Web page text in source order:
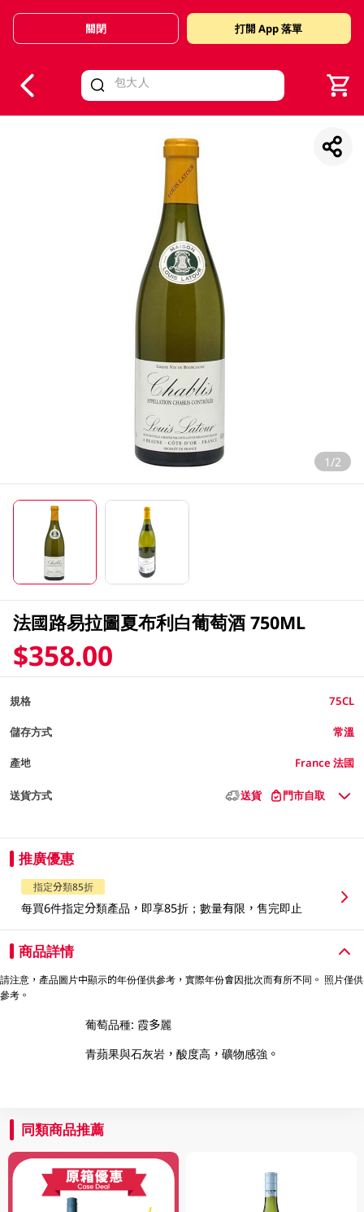
Valid Until 30 June 2026
關閉 打開 App 落單
1/2
法國路易拉圖夏布利白葡萄酒 750ML
$358.00
規格 75CL
儲存方式 常溫
產地 France 法國
送貨方式 送貨 門市自取
推廣優惠
指定分類85折
每買6件指定分類產品，即享85折；數量有限，售完即止
商品詳情
請注意，產品圖片中顯示的年份僅供參考，實際年份會因批次而有所不同。 照片僅供
參考。
葡萄品種: 霞多麗
青蘋果與石灰岩，酸度高，礦物感強。
同類商品推薦